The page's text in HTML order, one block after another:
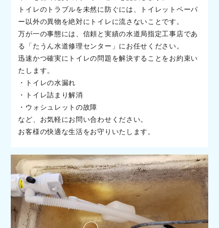
トイレのトラブルを未然に防ぐには、トイレットペーパ
ー以外の異物を絶対にトイレに流さないことです。
万が一の事態には、信頼と実績の水道局指定工事店であ
る「たうん水道修理センター」にお任せください。
迅速かつ確実にトイレの問題を解決することをお約束い
たします。
・トイレの水漏れ
・トイレ詰まり解消
・ウォシュレットの故障
など、お気軽にお問い合わせください。
お客様の快適な生活をお守りいたします。